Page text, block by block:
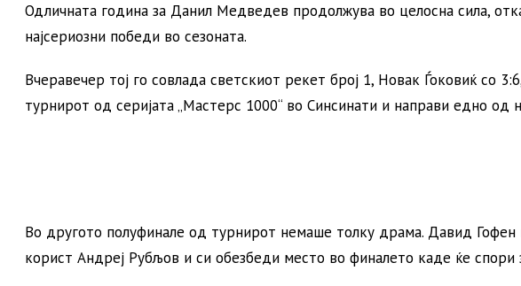
Одличната година за Данил Медведев продолжува во целосна сила,
најсериозни победи во сезоната.
Вчеравечер тој го совлада светскиот рекет број 1, Новак Ѓоковиќ со
турнирот од серијата „Мастерс 1000“ во Синсинати и направи едно од
Во другото полуфинале од турнирот немаше толку драма. Давид Гофен
корист Андреј Рубљов и си обезбеди место во финалето каде ќе